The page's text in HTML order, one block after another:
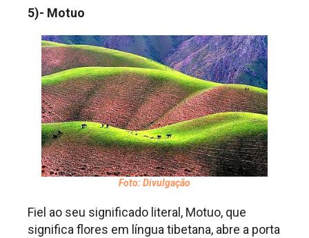
5)- Motuo
Foto: Divulgação
Fiel ao seu significado literal, Motuo, que
significa flores em língua tibetana, abre a porta